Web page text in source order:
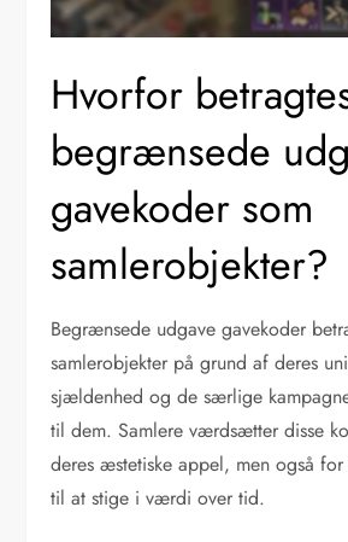
Hvorfor
begrænsede
gavekoder som
samlerobjekter?
Begrænsede udgave gavekoder
samlerobjekter på grund af deres
sjældenhed og de særlige
til dem. Samlere værdsætter disse
deres æstetiske appel, men også
til at stige i værdi over tid.